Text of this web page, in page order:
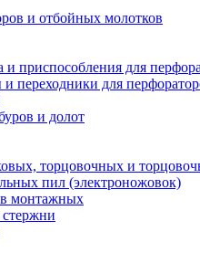
и отбойных молотков
и приспособления для
переходники для
и долот
торцовочных и
пил (электроножовок)
монтажных